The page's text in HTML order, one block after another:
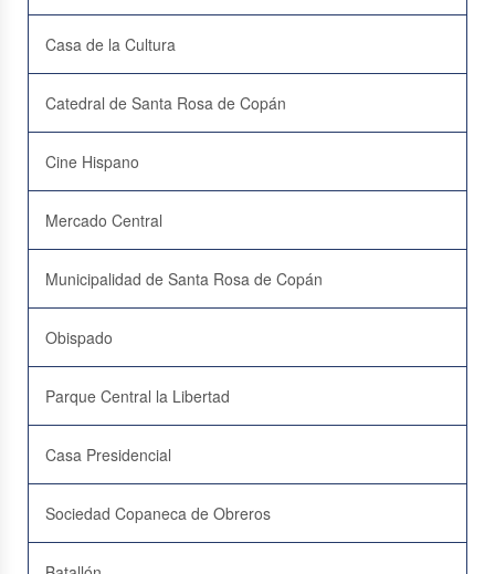
Casa de la Cultura
Catedral de Santa Rosa de Copán
Cine Hispano
Mercado Central
Municipalidad de Santa Rosa de Copán
Obispado
Parque Central la Libertad
Casa Presidencial
Sociedad Copaneca de Obreros